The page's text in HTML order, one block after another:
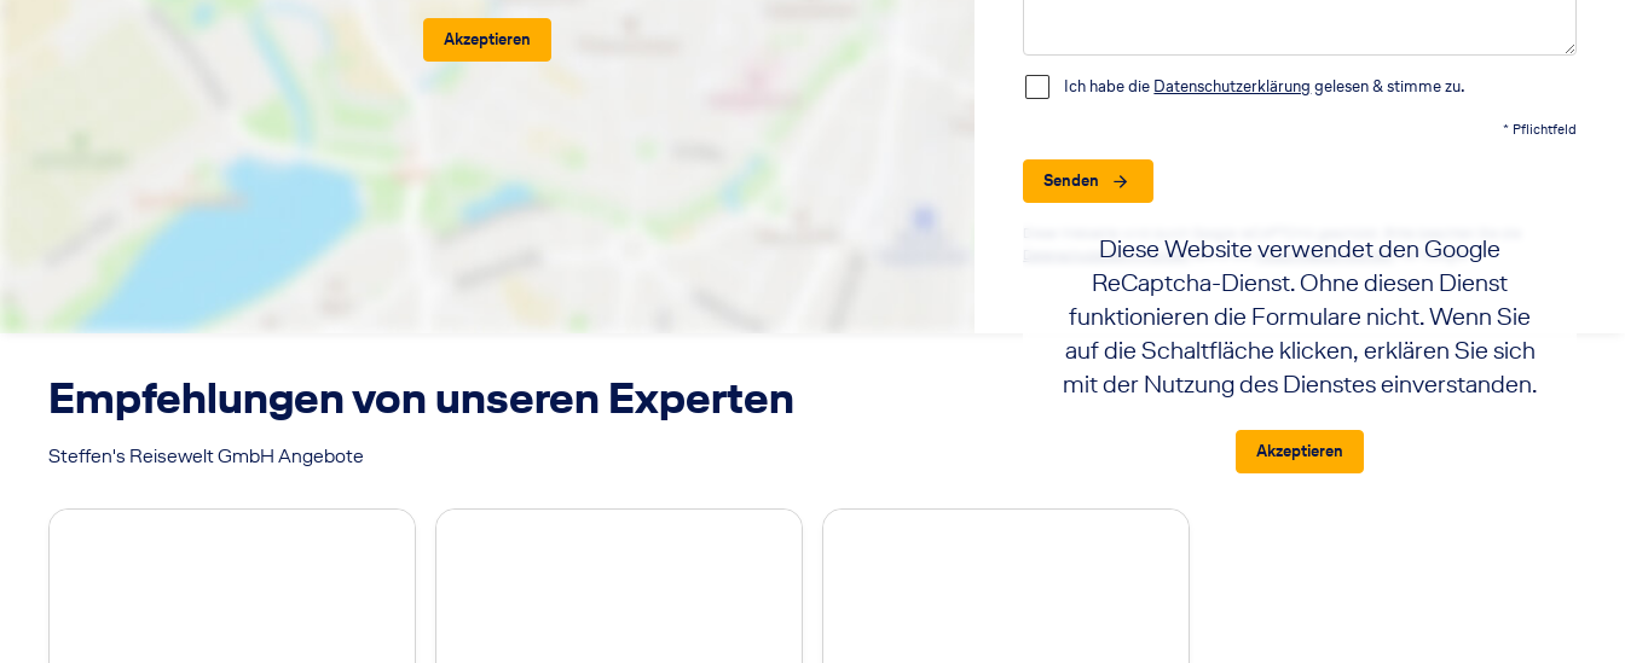
Akzeptieren
Ich habe die Datenschutzerklärung gelesen & stimme zu.
* Pflichtfeld
Senden
Diese Website verwendet den Google
ReCaptcha-Dienst. Ohne diesen Dienst
funktionieren die Formulare nicht. Wenn Sie
auf die Schaltfläche klicken, erklären Sie sich
mit der Nutzung des Dienstes einverstanden.
Akzeptieren
Datenschutzbestimmungensowie die Nutzungsbedingungenvon Google.
Empfehlungen von unseren Experten
Steffen's Reisewelt GmbH Angebote